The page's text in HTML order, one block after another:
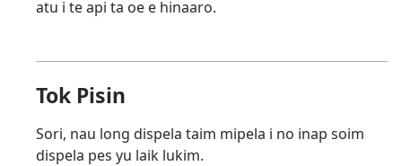
atu i te api ta oe e hinaaro.
Tok Pisin
Sori, nau long dispela taim mipela i no inap soim
dispela pes yu laik lukim.